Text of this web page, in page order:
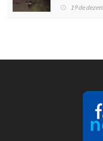
19 de